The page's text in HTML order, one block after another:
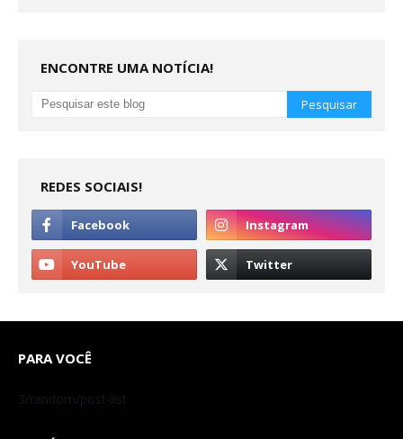
ENCONTRE UMA NOTÍCIA!
REDES SOCIAIS!
PARA VOCÊ
3/random/post-list